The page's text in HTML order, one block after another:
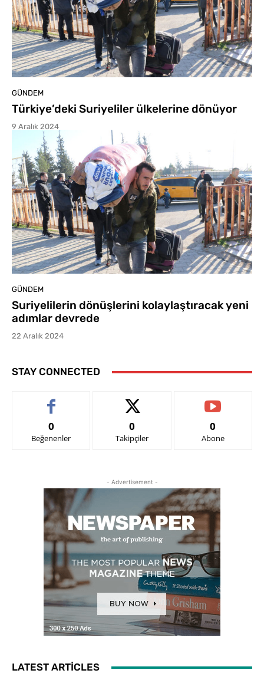
GÜNDEM
Türkiye’deki Suriyeliler ülkelerine dönüyor
9 Aralık 2024
GÜNDEM
Suriyelilerin dönüşlerini kolaylaştıracak yeni
adımlar devrede
22 Aralık 2024
STAY CONNECTED
0
Beğenenler
0
Takipçiler
0
Abone
- Advertisement -
LATEST ARTICLES